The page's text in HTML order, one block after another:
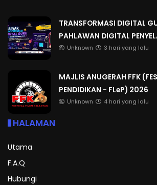
TRANSFORMASI DIGITAL
PAHLAWAN DIGITAL
Unknown 3 hari yang lalu
MAJLIS ANUGERAH FFK
PENDIDIKAN - FLeP) 2026
Unknown 4 hari yang lalu
HALAMAN
Utama
F.A.Q
Hubungi